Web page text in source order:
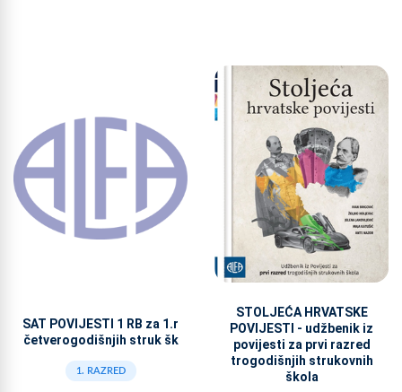
SAT POVIJESTI 1 RB za 1.r
četverogodišnjih struk šk
1. RAZRED
STOLJEĆA HRVATSKE
POVIJESTI - udžbenik iz
povijesti za prvi razred
trogodišnjih strukovnih
škola